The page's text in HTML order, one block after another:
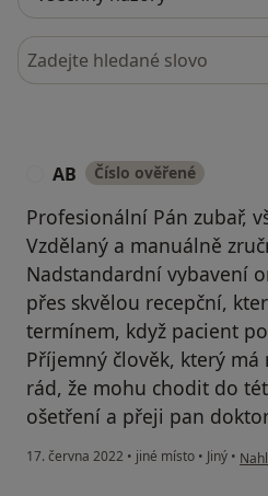
Hledejte v názorech
AB Číslo ověřené
Profesionální Pán zubař,
Vzdělaný a manuálně
Nadstandardní vybavení
přes skvělou recepční,
termínem, když pacient
Příjemný člověk, který má
rád, že mohu chodit do
ošetření a přeji pan
17. června 2022 • jiné místo • Jiný •